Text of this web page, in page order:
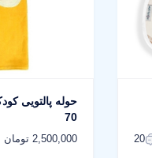
20
حوله پالتویی
70
2,500,000 تومان